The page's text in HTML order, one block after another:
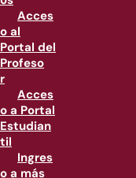
Acces
o al
Portal del
Profeso
r
Acces
o a Portal
Estudian
til
Ingres
o a más